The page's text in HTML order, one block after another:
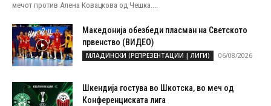
мечот против Алена Ковацкова од Чешка....
Македонија обезбеди пласман на Светското
првенство (ВИДЕО)
МЛАДИНСКИ (РЕПРЕЗЕНТАЦИИ | ЛИГИ) 06/08/2026
Шкендија гостува во Шкотска, во меч од
Конференциската лига